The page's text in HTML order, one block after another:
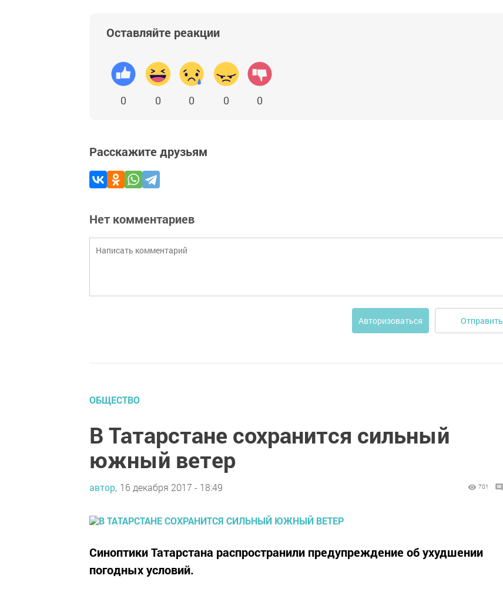
Оставляйте реакции
0 0 0 0 0
Расскажите друзьям
Нет комментариев
Авторизоваться Отправить
ОБЩЕСТВО
В Татарстане сохранится сильный
южный ветер
автор, 16 декабря 2017 - 18:49 701
Синоптики Татарстана распространили предупреждение об ухудшении
погодных условий.